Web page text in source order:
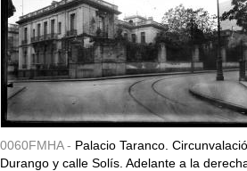
0060FMHA - Palacio Taranco.
Durango y calle Solís. Adelante a la